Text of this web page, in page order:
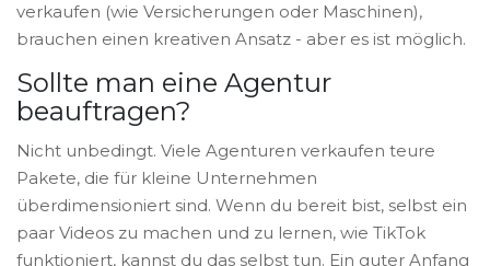
verkaufen (wie Versicherungen oder Maschinen),
brauchen einen kreativen Ansatz - aber es ist möglich.
Sollte man eine Agentur
beauftragen?
Nicht unbedingt. Viele Agenturen verkaufen teure
Pakete, die für kleine Unternehmen
überdimensioniert sind. Wenn du bereit bist, selbst ein
paar Videos zu machen und zu lernen, wie TikTok
funktioniert, kannst du das selbst tun. Ein guter Anfang